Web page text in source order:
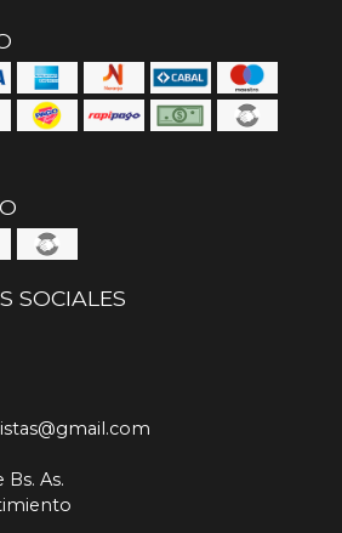
SOCIALES
Bs. As.